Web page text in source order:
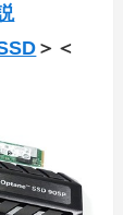
＞＜